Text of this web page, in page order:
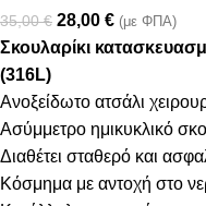
35,00€ 28,00 € (με ΦΠΑ)
Σκουλαρίκι
(316L)
Ανοξείδωτο ατσάλι
Ασύμμετρο ημικυκλικό
Διαθέτει σταθερό και
Κόσμημα με αντοχή στο